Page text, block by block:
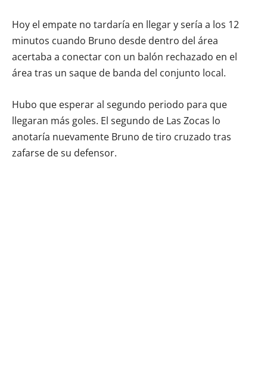
Hoy el empate no tardaría en llegar y sería a los 12
minutos cuando Bruno desde dentro del área
acertaba a conectar con un balón rechazado en el
área tras un saque de banda del conjunto local.
Hubo que esperar al segundo periodo para que
llegaran más goles. El segundo de Las Zocas lo
anotaría nuevamente Bruno de tiro cruzado tras
zafarse de su defensor.